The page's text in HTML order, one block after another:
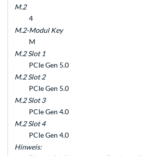
M.2
4
M.2-Modul Key
M
M.2 Slot 1
PCIe Gen 5.0
M.2 Slot 2
PCIe Gen 5.0
M.2 Slot 3
PCIe Gen 4.0
M.2 Slot 4
PCIe Gen 4.0
Hinweis: